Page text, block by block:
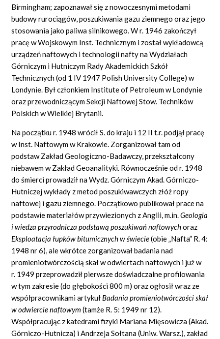
Birmingham; zapoznawał się z nowoczesnymi metodami
budowy rurociągów, poszukiwania gazu ziemnego oraz jego
stosowania jako paliwa silnikowego. W r. 1946 zakończył
pracę w Wojskowym Inst. Technicznym i został wykładowcą
urządzeń naftowych i technologii nafty na Wydziałach
Górniczym i Hutniczym Rady Akademickich Szkół
Technicznych (od 1 IV 1947 Polish University College) w
Londynie. Był członkiem Institute of Petroleum w Londynie
oraz przewodniczącym Sekcji Naftowej Stow. Techników
Polskich w Wielkiej Brytanii.
Na początku r. 1948 wrócił S. do kraju i 12 II t.r. podjął pracę
w Inst. Naftowym w Krakowie. Zorganizował tam od
podstaw Zakład Geologiczno-Badawczy, przekształcony
niebawem w Zakład Geoanalityki. Równocześnie od r. 1948
do śmierci prowadził na Wydz. Górniczym Akad. Górniczo-
Hutniczej wykłady z metod poszukiwawczych złóż ropy
naftowej i gazu ziemnego. Początkowo publikował prace na
podstawie materiałów przywiezionych z Anglii, m.in.Geologia
i wiedza przyrodnicza podstawą poszukiwań naftowychoraz
Eksploatacja łupków bitumicznych w świecie(obie „Nafta” R. 4:
1948 nr 6), ale wkrótce zorganizował badania nad
promieniotwórczością skał w odwiertach naftowych i już w
r. 1949 przeprowadził pierwsze doświadczalne profilowania
w tym zakresie (do głębokości 800 m) oraz ogłosił wraz ze
współpracownikami artykuł Badania promieniotwórczości skał
w odwiercie naftowym(tamże R. 5: 1949 nr 12).
Współpracując z katedrami fizyki Mariana Mięsowicza (Akad.
Górniczo-Hutnicza) i Andrzeja Sołtana (Uniw. Warsz.), zakład